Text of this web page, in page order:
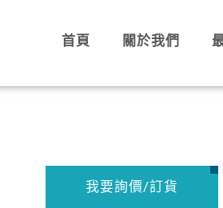
首頁 關於我們
我要詢價/訂貨